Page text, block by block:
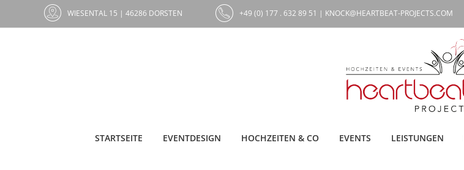
WIESENTAL 15 | 46286 DORSTEN +49 (0) 177 . 632 89 51 | KNOCK@HEARTBEAT-PROJECTS.COM
STARTSEITE EVENTDESIGN HOCHZEITEN & CO EVENTS LEISTUNGEN